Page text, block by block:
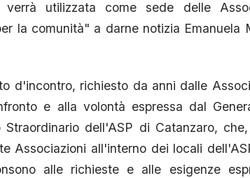
verrà utilizzata come sede delle
la comunità" a darne notizia
d'incontro, richiesto da anni dalle
e alla volontà espressa dal
Straordinario dell'ASP di Catanzaro,
Associazioni all'interno dei locali
alle richieste e alle esigenze